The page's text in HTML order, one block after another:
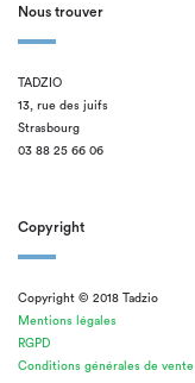
Nous trouver
TADZIO
13, rue des juifs
Strasbourg
03 88 25 66 06
Copyright
Copyright © 2018 Tadzio
Mentions légales
RGPD
Conditions générales de vente